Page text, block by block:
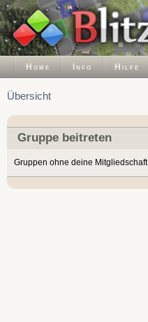
Home Info Hilfe
Übersicht
Gruppe beitreten
Gruppen ohne deine Mitgliedschaft